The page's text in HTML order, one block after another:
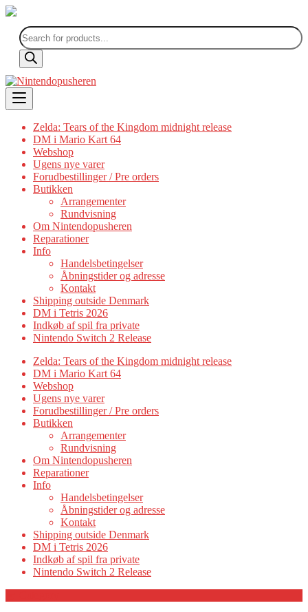
Products
search
Skip
to
content
Zelda: Tears of the Kingdom midnight release
DM i Mario Kart 64
Webshop
Ugens nye varer
Forudbestillinger / Pre orders
Butikken
Arrangementer
Rundvisning
Om Nintendopusheren
Reparationer
Info
Handelsbetingelser
Åbningstider og adresse
Kontakt
Shipping outside Denmark
DM i Tetris 2026
Indkøb af spil fra private
Nintendo Switch 2 Release
Zelda: Tears of the Kingdom midnight release
DM i Mario Kart 64
Webshop
Ugens nye varer
Forudbestillinger / Pre orders
Butikken
Arrangementer
Rundvisning
Om Nintendopusheren
Reparationer
Info
Handelsbetingelser
Åbningstider og adresse
Kontakt
Shipping outside Denmark
DM i Tetris 2026
Indkøb af spil fra private
Nintendo Switch 2 Release